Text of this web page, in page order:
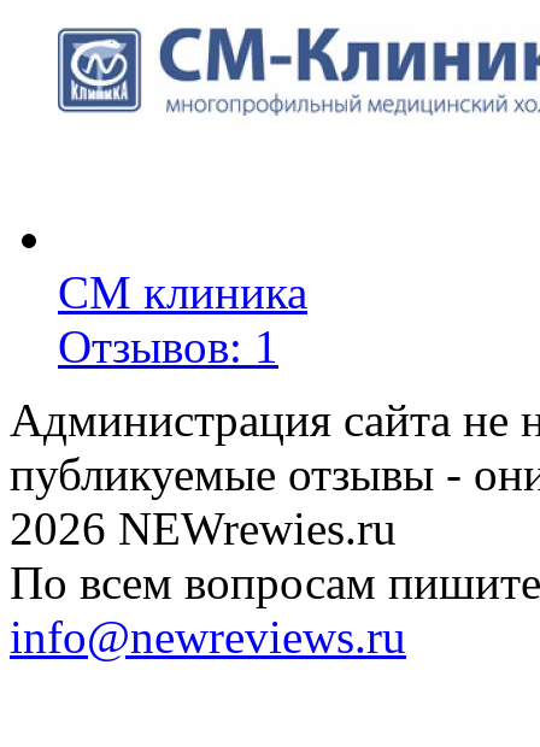
СМ клиника
Отзывов: 1
Администрация сайта не
публикуемые отзывы -
2026 NEWrewies.ru
По всем вопросам
info@newreviews.ru